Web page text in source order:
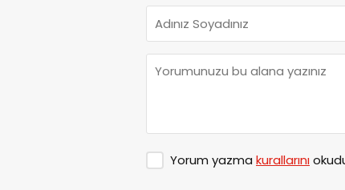
Yorum yazma kurallarını